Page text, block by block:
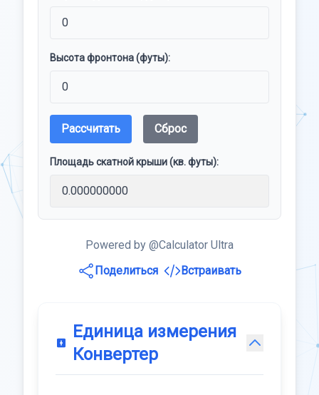
Высота фронтона (футы):
Рассчитать Сброс
Площадь скатной крыши (кв. футы):
Powered by @Calculator Ultra
Поделиться
Встраивать
Единица измерения
Конвертер